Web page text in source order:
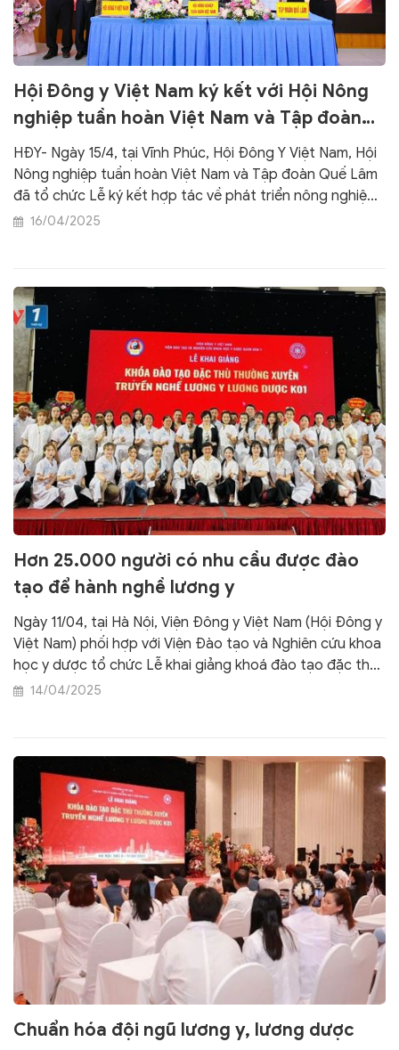
Hội Đông y Việt Nam ký kết với Hội Nông
nghiệp tuần hoàn Việt Nam và Tập đoàn
Quế Lâm
HĐY- Ngày 15/4, tại Vĩnh Phúc, Hội Đông Y Việt Nam, Hội
Nông nghiệp tuần hoàn Việt Nam và Tập đoàn Quế Lâm
đã tổ chức Lễ ký kết hợp tác về phát triển nông nghiệp
hữu cơ, kinh tế tuần hoàn, chuỗi giá trị Quế Lâm.
khỏe cho người dân.
16/04/2025
Hơn 25.000 người có nhu cầu được đào
tạo để hành nghề lương y
Ngày 11/04, tại Hà Nội, Viện Đông y Việt Nam (Hội Đông y
Việt Nam) phối hợp với Viện Đào tạo và Nghiên cứu khoa
học y dược tổ chức Lễ khai giảng khoá đào tạo đặc thù
thường xuyên truyền nghề lương y- lương dược.
14/04/2025
Chuẩn hóa đội ngũ lương y, lương dược